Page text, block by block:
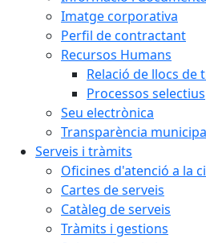
Imatge corporativa
Perfil de contractant
Recursos Humans
Relació de llocs
Processos selectius
Seu electrònica
Transparència
Serveis i tràmits
Oficines d'atenció a la
Cartes de serveis
Catàleg de serveis
Tràmits i gestions